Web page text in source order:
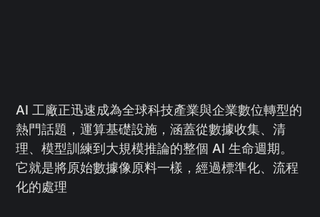
AI 工廠正迅速成為全球科技產業與企業數位轉型的
熱門話題，運算基礎設施，涵蓋從數據收集、清
理、模型訓練到大規模推論的整個 AI 生命週期。
它就是將原始數據像原料一樣，經過標準化、流程
化的處理